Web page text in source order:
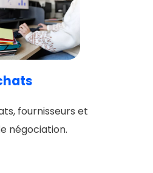
fournisseurs et
négociation.